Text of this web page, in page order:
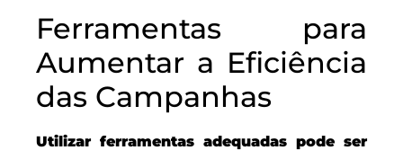
Ferramentas para
Aumentar a Eficiência
das Campanhas
Utilizar ferramentas adequadas pode ser